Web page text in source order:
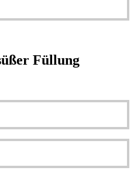
Füllung